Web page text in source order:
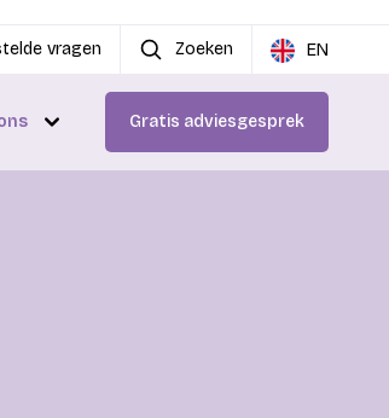
vragen Zoeken EN
Gratis adviesgesprek